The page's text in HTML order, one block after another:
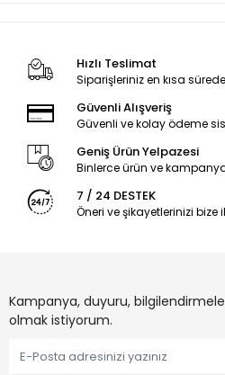
Hızlı Teslimat
Siparişleriniz en kısa
Güvenli Alışveriş
Güvenli ve kolay ödeme
Geniş Ürün Yelpazesi
Binlerce ürün ve
7 / 24 DESTEK
Öneri ve şikayetlerinizi bize
Kampanya, duyuru,
olmak istiyorum.